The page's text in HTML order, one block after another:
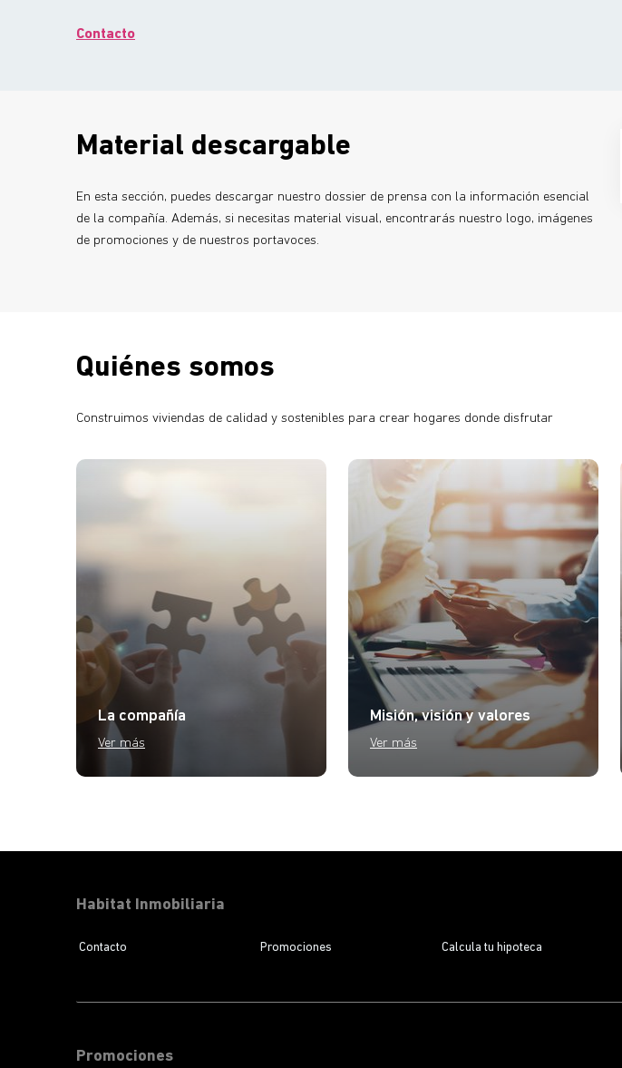
Contacto
Material descargable
En esta sección, puedes descargar nuestro dossier de prensa con la información esencial
de la compañía. Además, si necesitas material visual, encontrarás nuestro logo, imágenes
de promociones y de nuestros portavoces.
Quiénes somos
Construimos viviendas de calidad y sostenibles para crear hogares donde disfrutar
La compañía
Ver más
Misión, visión y valores
Ver más
Promociones
Habitat Inmobiliaria
Contacto Promociones Calcula tu hipoteca